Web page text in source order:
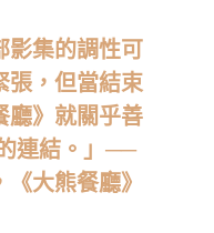
影集的調性可
張，但當結束
廳》就關乎善
連結。」──
大熊餐廳》